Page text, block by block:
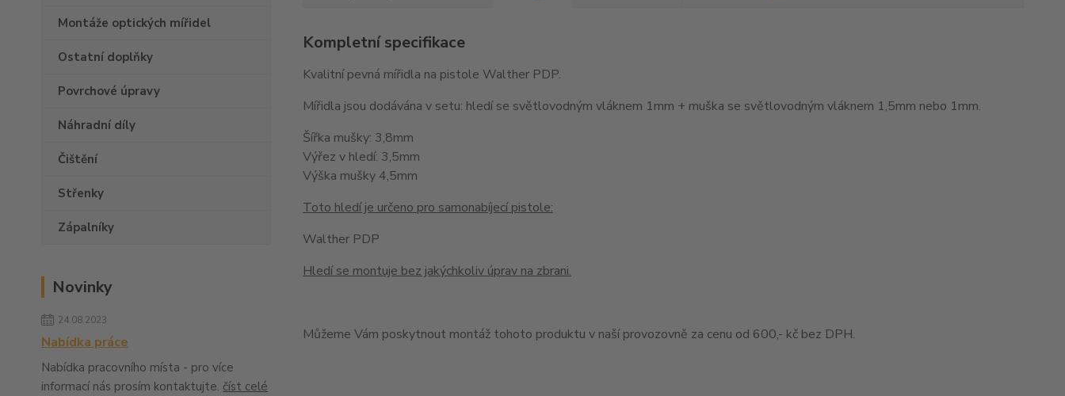
Montáže optických mířidel
Ostatní doplňky
Povrchové úpravy
Náhradní díly
Čištění
Střenky
Zápalníky
Novinky
24.08.2023
Nabídka práce
Nabídka pracovního místa - pro více
informací nás prosím kontaktujte. číst celé
Kompletní specifikace
Kvalitní pevná mířidla na pistole Walther PDP.
Mířidla jsou dodávána v setu: hledí se světlovodným vláknem 1mm + muška se světlovodným vláknem 1,5mm nebo 1mm.
Šířka mušky: 3,8mm
Výřez v hledí: 3,5mm
Výška mušky 4,5mm
Toto hledí je určeno pro samonabíjecí pistole:
Walther PDP
Hledí se montuje bez jakýchkoliv úprav na zbrani.
Můžeme Vám poskytnout montáž tohoto produktu v naší provozovně za cenu od 600,- kč bez DPH.